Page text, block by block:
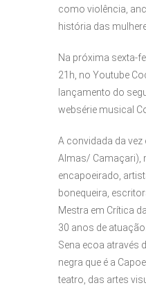
como violência,
história das
Na próxima sexta-
21h, no Youtube
lançamento do
websérie musical
A convidada da vez
Almas/ Camaçari),
encapoeirado,
bonequeira,
Mestra em Crítica
30 anos de
Sena ecoa através
negra que é a
teatro, das artes